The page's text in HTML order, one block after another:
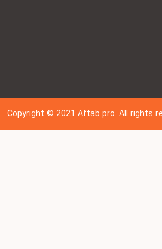
Copyright © 202 1Aftab pro. All rights